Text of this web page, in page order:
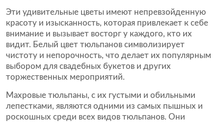
Эти удивительные цветы имеют непревзойденную
красоту и изысканность, которая привлекает к себе
внимание и вызывает восторг у каждого, кто их
видит. Белый цвет тюльпанов символизирует
чистоту и непорочность, что делает их популярным
выбором для свадебных букетов и других
торжественных мероприятий.
Махровые тюльпаны, с их густыми и обильными
лепестками, являются одними из самых пышных и
роскошных среди всех видов тюльпанов. Они